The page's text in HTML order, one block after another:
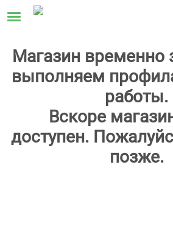
Магазин временно
выполняем
работы.
Вскоре
доступен.
позже.